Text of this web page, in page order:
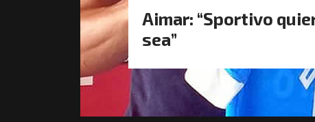
Aimar: “Sportivo
sea”